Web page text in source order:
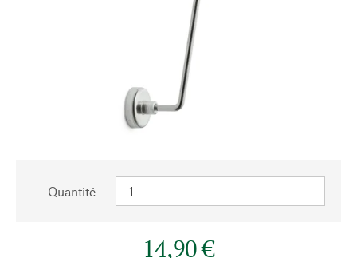
Quantité
14,90 €